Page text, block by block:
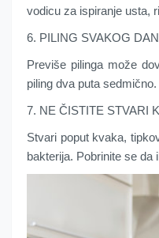
vodicu za ispiranje usta,
6. PILING SVAKOG
Previše pilinga može
piling dva puta
7. NE ČISTITE STVARI
Stvari poput kvaka,
bakterija. Pobrinite se da